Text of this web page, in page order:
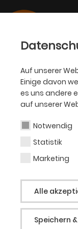
Auf unserer
Einige davon
es uns andere
auf unserer
Notwendig
Statistik
Marketing
Alle
Speichern
Anna
Die
stammt
von sechs
ihres